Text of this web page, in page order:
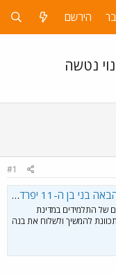
הירשם
נטשה
#1
החינוך - וואלה סלבס
של התלמידים במדינת
להמשיך ולשלוח את בנה